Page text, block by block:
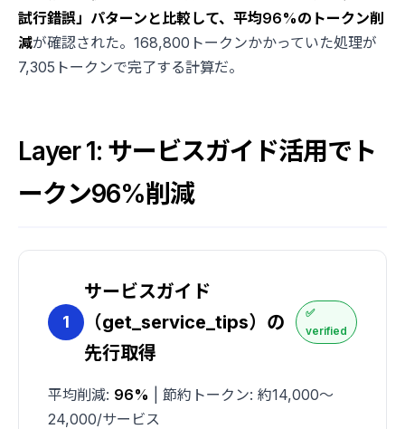
試行錯誤」パターンと比較して、平均96%のトークン削
減が確認された。168,800トークンかかっていた処理が
7,305トークンで完了する計算だ。
Layer 1: サービスガイド活用でト
ークン96%削減
1
サービスガイド
（get_service_tips）の
先行取得
✅
verified
平均削減: 96% | 節約トークン: 約14,000〜
24,000/サービス